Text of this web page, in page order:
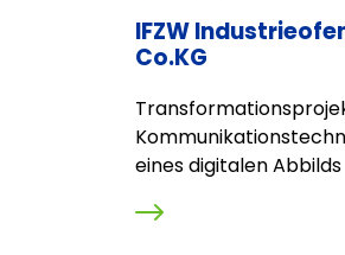
IFZW
Co.KG
eines digitalen Abbilds